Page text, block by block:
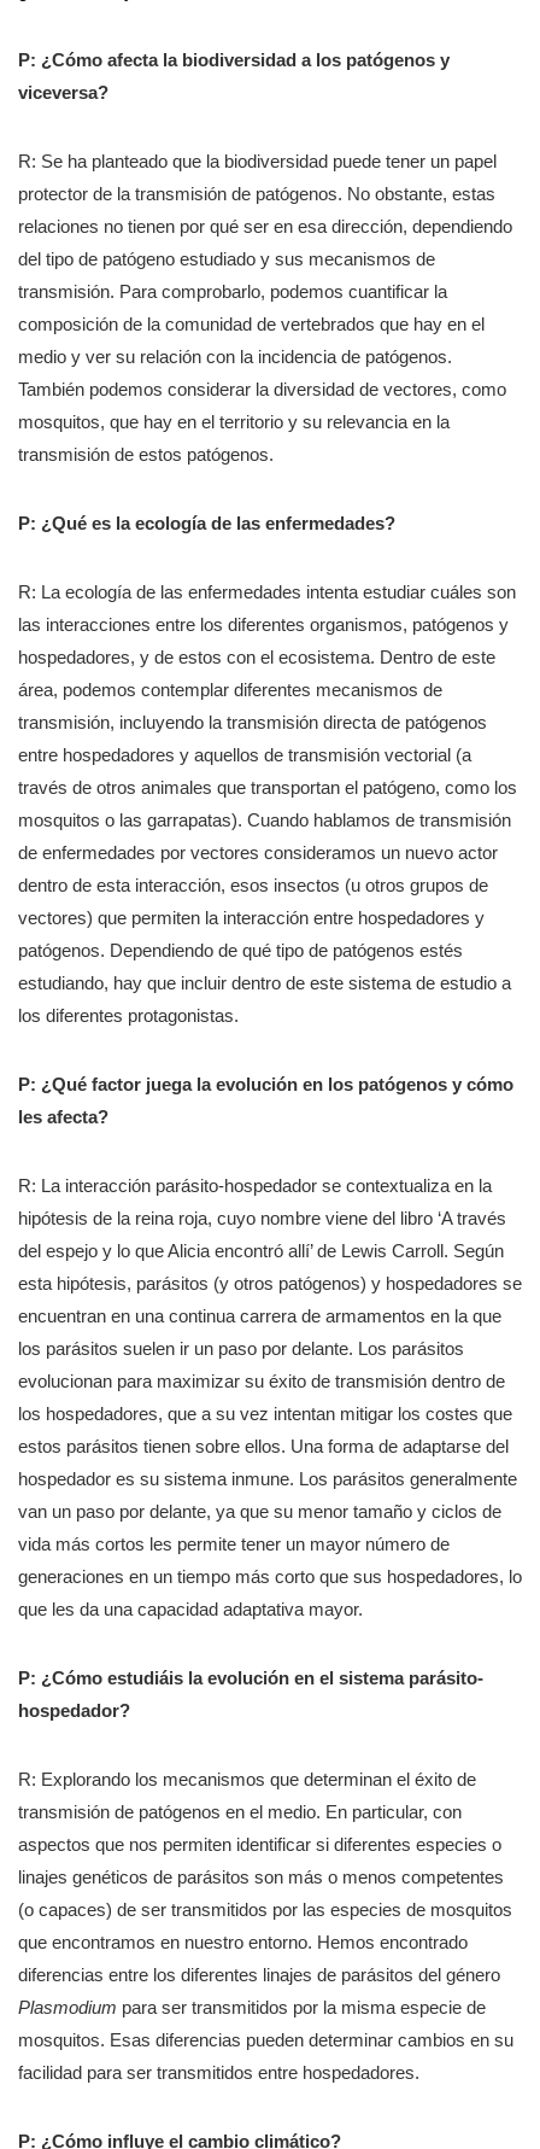
P: ¿Cómo afecta la biodiversidad a los patógenos y
viceversa?
R: Se ha planteado que la biodiversidad puede tener un papel
protector de la transmisión de patógenos. No obstante, estas
relaciones no tienen por qué ser en esa dirección, dependiendo
del tipo de patógeno estudiado y sus mecanismos de
transmisión. Para comprobarlo, podemos cuantificar la
composición de la comunidad de vertebrados que hay en el
medio y ver su relación con la incidencia de patógenos.
También podemos considerar la diversidad de vectores, como
mosquitos, que hay en el territorio y su relevancia en la
transmisión de estos patógenos.
P: ¿Qué es la ecología de las enfermedades?
R: La ecología de las enfermedades intenta estudiar cuáles son
las interacciones entre los diferentes organismos, patógenos y
hospedadores, y de estos con el ecosistema. Dentro de este
área, podemos contemplar diferentes mecanismos de
transmisión, incluyendo la transmisión directa de patógenos
entre hospedadores y aquellos de transmisión vectorial (a
través de otros animales que transportan el patógeno, como los
mosquitos o las garrapatas). Cuando hablamos de transmisión
de enfermedades por vectores consideramos un nuevo actor
dentro de esta interacción, esos insectos (u otros grupos de
vectores) que permiten la interacción entre hospedadores y
patógenos. Dependiendo de qué tipo de patógenos estés
estudiando, hay que incluir dentro de este sistema de estudio a
los diferentes protagonistas.
P: ¿Qué factor juega la evolución en los patógenos y cómo
les afecta?
R: La interacción parásito-hospedador se contextualiza en la
hipótesis de la reina roja, cuyo nombre viene del libro ‘A través
del espejo y lo que Alicia encontró allí’ de Lewis Carroll. Según
esta hipótesis, parásitos (y otros patógenos) y hospedadores se
encuentran en una continua carrera de armamentos en la que
los parásitos suelen ir un paso por delante. Los parásitos
evolucionan para maximizar su éxito de transmisión dentro de
los hospedadores, que a su vez intentan mitigar los costes que
estos parásitos tienen sobre ellos. Una forma de adaptarse del
hospedador es su sistema inmune. Los parásitos generalmente
van un paso por delante, ya que su menor tamaño y ciclos de
vida más cortos les permite tener un mayor número de
generaciones en un tiempo más corto que sus hospedadores, lo
que les da una capacidad adaptativa mayor.
P: ¿Cómo estudiáis la evolución en el sistema parásito-
hospedador?
R: Explorando los mecanismos que determinan el éxito de
transmisión de patógenos en el medio. En particular, con
aspectos que nos permiten identificar si diferentes especies o
linajes genéticos de parásitos son más o menos competentes
(o capaces) de ser transmitidos por las especies de mosquitos
que encontramos en nuestro entorno. Hemos encontrado
diferencias entre los diferentes linajes de parásitos del género
Plasmodium para ser transmitidos por la misma especie de
mosquitos. Esas diferencias pueden determinar cambios en su
facilidad para ser transmitidos entre hospedadores.
P: ¿Cómo influye el cambio climático?